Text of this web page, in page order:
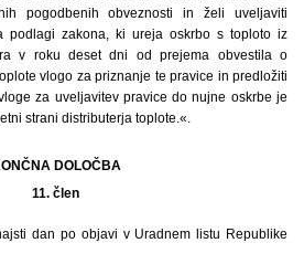
pogodbenih obveznosti in želi uveljaviti
podlagi zakona, ki ureja oskrbo s toploto iz
v roku deset dni od prejema obvestila o
vlogo za priznanje te pravice in predložiti
za uveljavitev pravice do nujne oskrbe je
strani distributerja toplote.«.
DOLOČBA
11. člen
dan po objavi v Uradnem listu Republike